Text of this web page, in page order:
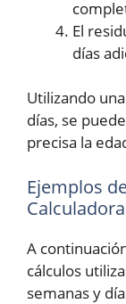
El
días
Utilizando
días, se
precisa la
Ejemplos
A
cálculos
semanas y